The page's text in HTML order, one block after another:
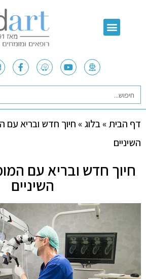
דף הבית»בלוג» חיוך חדש ובריא עם
השיניים
חיוך חדש ובריא עם
השיניים